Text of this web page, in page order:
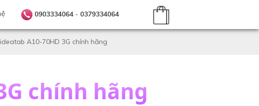
0903334064- 0379334064
A10-70HD 3G chính hãng
chính hãng